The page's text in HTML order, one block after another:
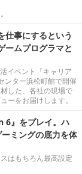
仕事にするという
ームプログラマと
イベント「キャリア
ンター浜松町館で開催
した、各社の現場で
ーをお届けします。
6』をプレイ。ハ
ミングの底力を体
はもちろん最高設定